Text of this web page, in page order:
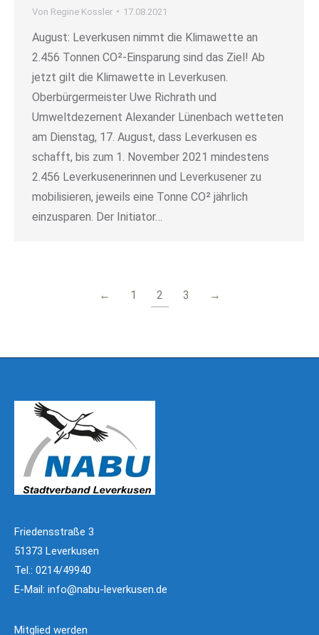
Von Regine Kossler 17.08.2021
August: Leverkusen nimmt die Klimawette an
2.456 Tonnen CO²-Einsparung sind das Ziel! Ab
jetzt gilt die Klimawette in Leverkusen.
Oberbürgermeister Uwe Richrath und
Umweltdezernent Alexander Lünenbach wetteten
am Dienstag, 17. August, dass Leverkusen es
schafft, bis zum 1. November 2021 mindestens
2.456 Leverkusenerinnen und Leverkusener zu
mobilisieren, jeweils eine Tonne CO² jährlich
einzusparen. Der Initiator…
← 1 2 3 →
Friedensstraße 3
51373 Leverkusen
Tel.: 0214/49940
E-Mail: info@nabu-leverkusen.de
Mitglied werden